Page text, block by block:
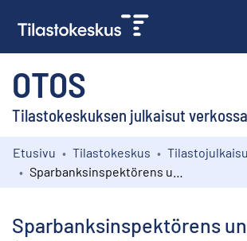
OTOS
Tilastokeskuksen julkaisut verkossa
Kokoelmat
Etusivu Tilastokeskus
Sparbanksinspektörens